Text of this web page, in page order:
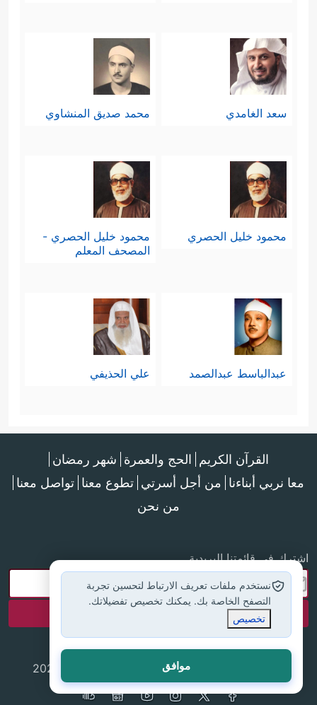
سعد الغامدي محمد صديق المنشاوي
محمود خليل الحصري
محمود خليل الحصري -
المصحف المعلم
عبدالباسط عبدالصمد علي الحذيفي
القرآن الكريم الحج والعمرة شهر رمضان
معا نربي أبناءنا من أجل أسرتي تطوع معنا تواصل معنا
من نحن
اشترك في قائمتنا البريدية
جميع الحقوق محفوظة لموقع إسلام أون لاين © 2025
نستخدم ملفات تعريف الارتباط لتحسين تجربة
التصفح الخاصة بك. يمكنك تخصيص تفضيلاتك.
تخصيص
موافق